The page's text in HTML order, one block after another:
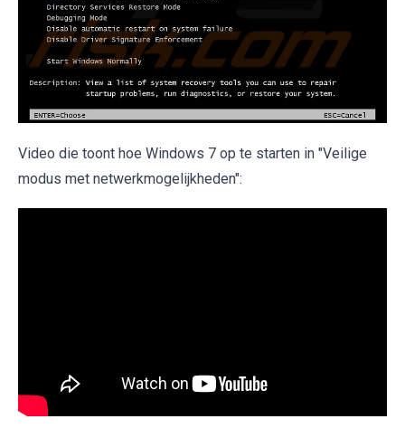
Video die toont hoe Windows 7 op te starten in "Veilige
modus met netwerkmogelijkheden":